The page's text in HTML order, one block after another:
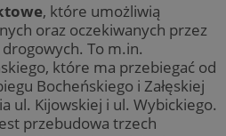
, które umożliwią
oraz oczekiwanych przez
To m.in.
które ma przebiegać od
Bocheńskiego i Załęskiej
ul. Kijowskiej i ul. Wybickiego.
przebudowa trzech